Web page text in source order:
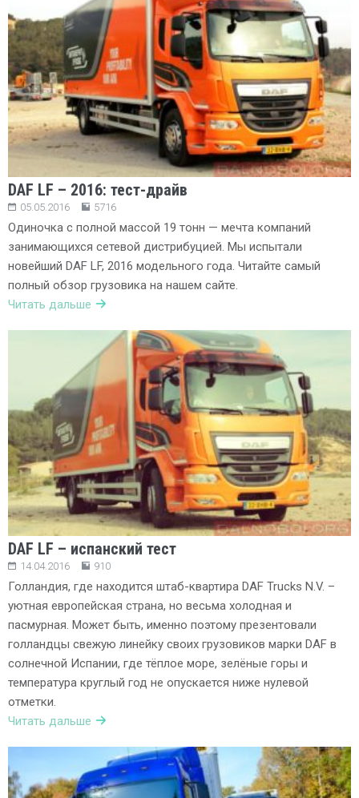
DAF LF – 2016: тест-драйв
05.05.2016 5716
Одиночка с полной массой 19 тонн — мечта компаний
занимающихся сетевой дистрибуцией. Мы испытали
новейший DAF LF, 2016 модельного года. Читайте самый
полный обзор грузовика на нашем сайте.
Читать дальше
DAF LF – испанский тест
14.04.2016 910
Голландия, где находится штаб-квартира DAF Trucks N.V. –
уютная европейская страна, но весьма холодная и
пасмурная. Может быть, именно поэтому презентовали
голландцы свежую линейку своих грузовиков марки DAF в
солнечной Испании, где тёплое море, зелёные горы и
температура круглый год не опускается ниже нулевой
отметки.
Читать дальше